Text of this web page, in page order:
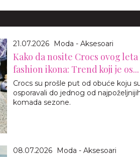
21.07.2026 Moda - Aksesoari
Kako da nosite Crocs ovog
fashion ikona: Trend koji je os...
Crocs su prošle put od obuće koju
osporavali do jednog od
komada sezone.
08.07.2026 Moda - Aksesoari